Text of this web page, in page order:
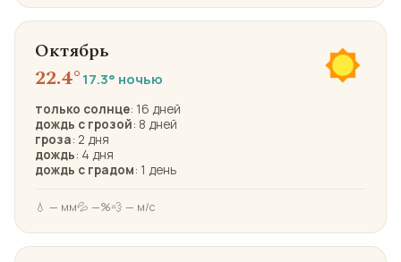
Октябрь
22.4°17.3° ночью
только солнце: 16 дней
дождь с грозой: 8 дней
гроза: 2 дня
дождь: 4 дня
дождь с градом: 1 день
💧 — мм💦 —%💨 — м/с